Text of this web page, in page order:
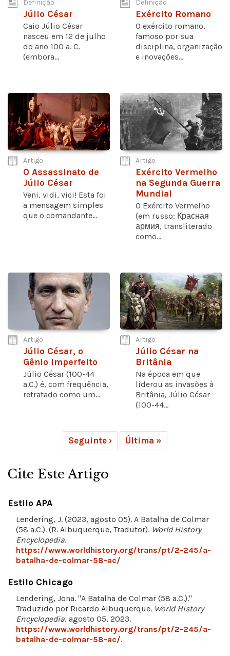
Definição
Júlio César
Caio Júlio César
nasceu em 12 de julho
do ano 100 a. C.
(embora...
Definição
Exército Romano
O exército romano,
famoso por sua
disciplina, organização
e inovações...
Artigo
O Assassinato de
Júlio César
Veni, vidi, vici! Esta foi
a mensagem simples
que o comandante...
Artigo
Exército Vermelho
na Segunda Guerra
Mundial
O Exército Vermelho
(em russo: Красная
армия, transliterado
como...
Artigo
Júlio César, o
Gênio Imperfeito
Júlio César (100-44
a.C.) é, com frequência,
retratado como um...
Artigo
Júlio César na
Britânia
Na época em que
liderou as invasões à
Britânia, Júlio César
(100-44...
Seguinte › Última »
Cite Este Artigo
Estilo APA
Lendering, J. (2023, agosto 05). A Batalha de Colmar
(58 a.C.). (R. Albuquerque, Tradutor). World History
Encyclopedia.
https://www.worldhistory.org/trans/pt/2-245/a-
batalha-de-colmar-58-ac/
Estilo Chicago
Lendering, Jona. "A Batalha de Colmar (58 a.C.)."
Traduzido por Ricardo Albuquerque. World History
Encyclopedia, agosto 05, 2023.
https://www.worldhistory.org/trans/pt/2-245/a-
batalha-de-colmar-58-ac/.